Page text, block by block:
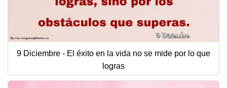
9 Diciembre - El éxito en la vida no se mide por lo que
logras